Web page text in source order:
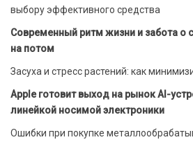
выбору эффективного средства
Современный ритм жизни и забота о
на потом
Засуха и стресс растений: как
Apple готовит выход на рынок AI-
линейкой носимой электроники
Ошибки при покупке